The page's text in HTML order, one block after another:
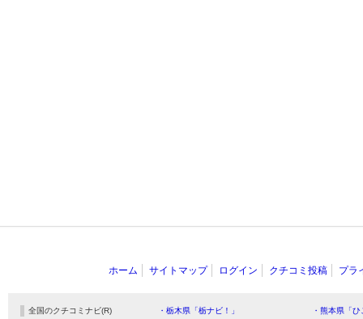
ホーム サイトマップ ログイン クチコミ投稿 プラ
全国のクチコミナビ(R) ・栃木県「栃ナビ！」 ・熊本県「